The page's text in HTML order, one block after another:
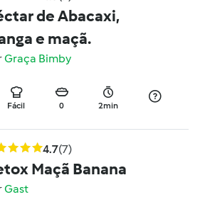
de Abacaxi,
e maçã.
Graça Bimby
Fácil 0 2min
4.7(7)
Maçã Banana
Gast